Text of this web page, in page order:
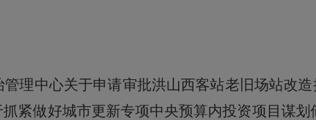
理中心关于申请审批洪山西客站老旧场站改
紧做好城市更新专项中央预算内投资项目谋划